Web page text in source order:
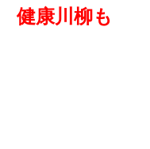
健康川柳も